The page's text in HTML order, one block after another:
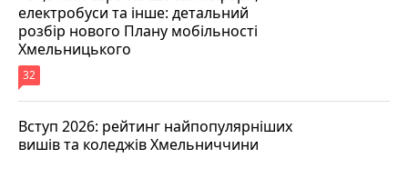
електробуси та інше: детальний
розбір нового Плану мобільності
Хмельницького
32
Вступ 2026: рейтинг найпопулярніших
вишів та коледжів Хмельниччини